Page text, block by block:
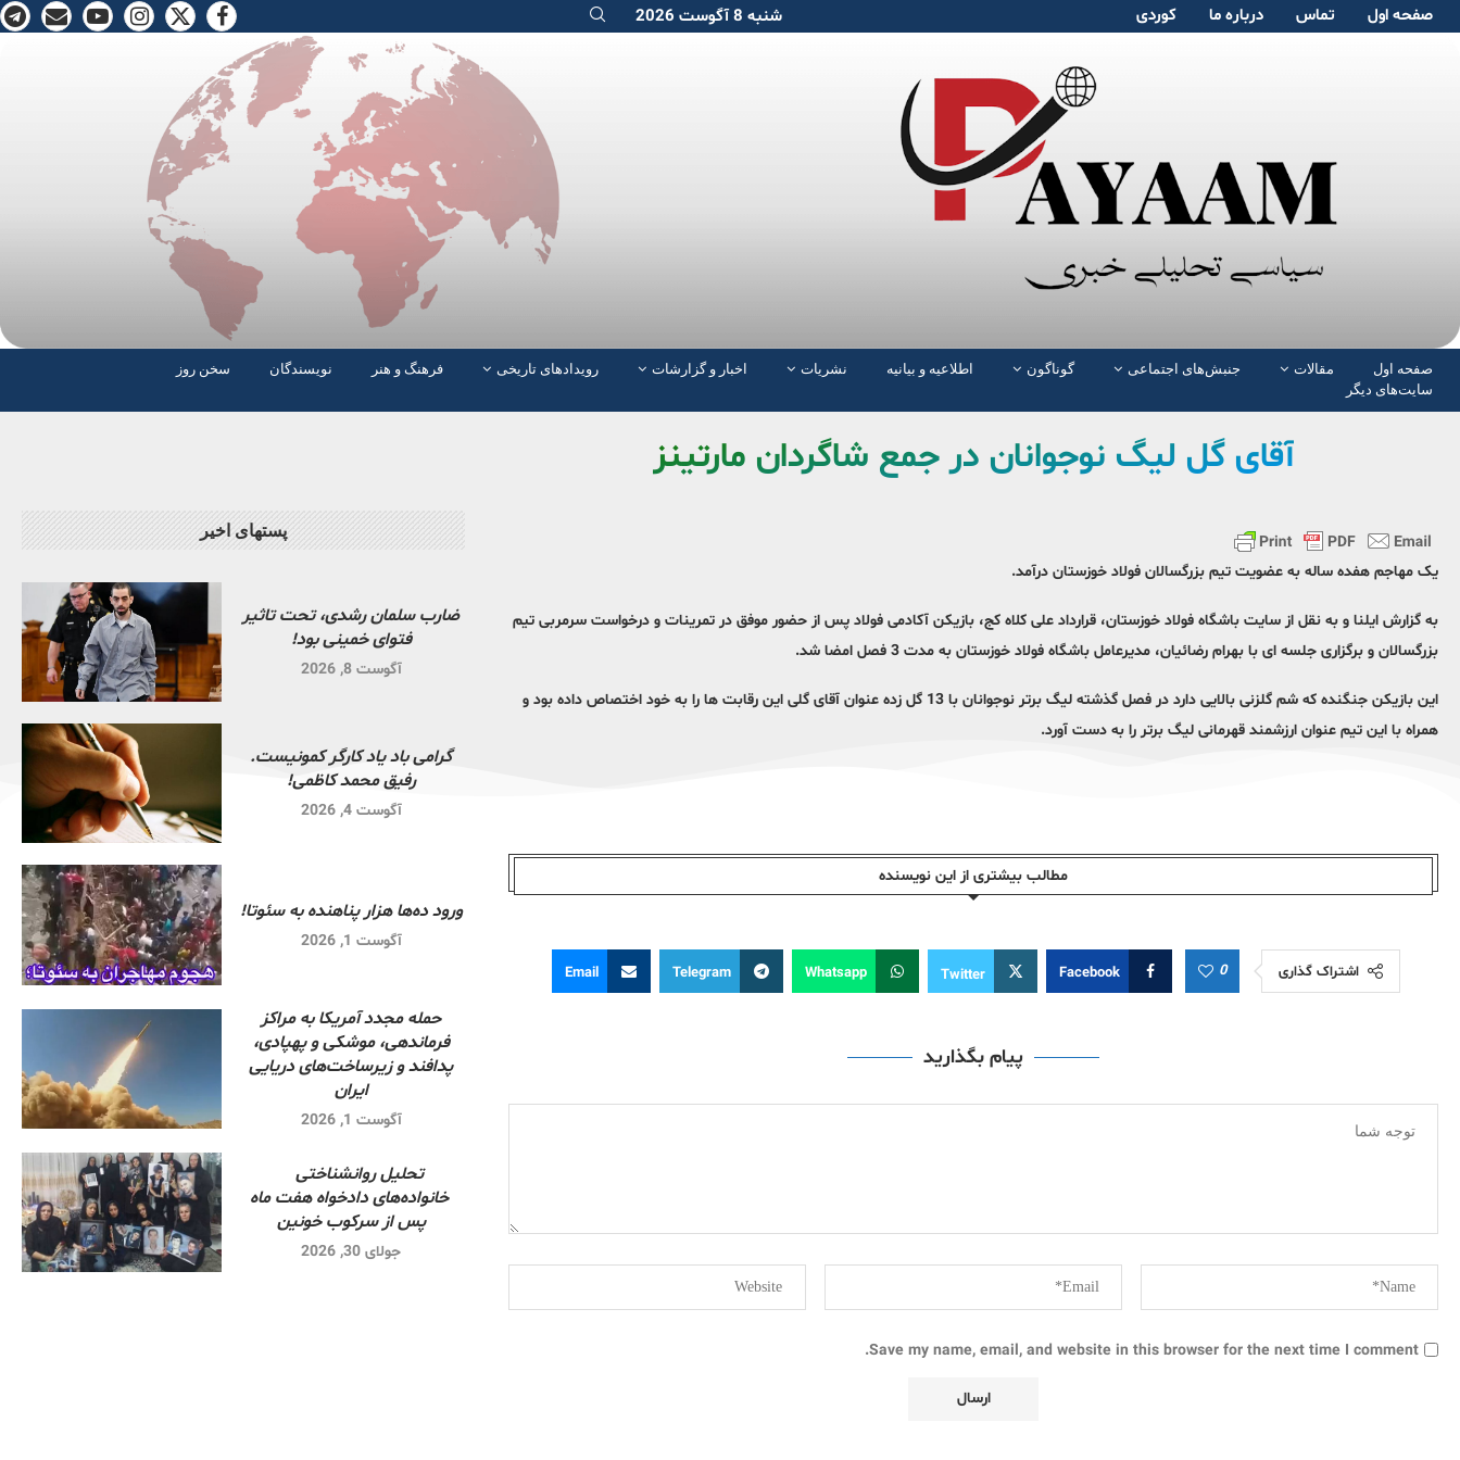
صفحە اول تماس دربارە ما کوردی شنبه 8 آگوست 2026
صفحە اول مقالات جنبش‌های اجتماعی گوناگون اطلاعیه و بیانیه نشریات اخبار و گزارشات رویدادهای تاریخی فرهنگ و هنر نویسندگان
سخن روز
سایت‌های دیگر
آقای گل لیگ نوجوانان در جمع شاگردان مارتینز
یک مهاجم هفده ساله به عضویت تیم بزرگسالان فولاد خوزستان درآمد.
به گزارش ایلنا و به نقل از سایت باشگاه فولاد خوزستان، قرارداد علی کلاه کج، بازیکن آکادمی فولاد پس از حضور موفق در تمرینات و درخواست سرمربی تیم
بزرگسالان و برگزاری جلسه ای با بهرام رضائیان، مدیرعامل باشگاه فولاد خوزستان به مدت 3 فصل امضا شد.
این بازیکن جنگنده که شم گلزنی بالایی دارد در فصل گذشته لیگ برتر نوجوانان با 13 گل زده عنوان آقای گلی این رقابت ها را به خود اختصاص داده بود و
همراه با این تیم عنوان ارزشمند قهرمانی لیگ برتر را به دست آورد.
مطالب بیشتری از این نویسندە
اشتراک گذاری 0
Facebook
Twitter
Whatsapp
Telegram
Email
پیام بگذارید
Save my name, email, and website in this browser for the next time I comment.
پستهای اخیر
ضارب سلمان رشدی، تحت تاثیر
فتوای خمینی بود!
آگوست 8, 2026
گرامی باد یاد کارگر کمونیست.
رفیق محمد کاظمی!
آگوست 4, 2026
ورود ده‌ها هزار پناهنده به سئوتا!
آگوست 1, 2026
حمله مجدد آمریکا به مراکز
فرماندهی، موشکی و پهپادی،
پدافند و زیرساخت‌های دریایی
ایران
آگوست 1, 2026
تحلیل روانشناختی
خانواده‌های دادخواه هفت ماه
پس از سرکوب خونین
جولای 30, 2026